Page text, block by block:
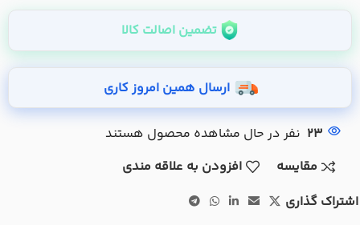
تضمین اصالت کالا
ارسال همین امروز کاری
23 نفر در حال مشاهده محصول هستند
مقایسه
افزودن به علاقه مندی
اشتراک گذاری